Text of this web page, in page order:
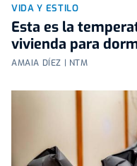
VIDA Y ESTILO
Esta es la
vivienda para
AMAIA DÍEZ | NTM